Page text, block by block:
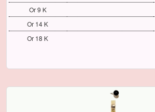
Or 9 K
Or 14 K
Or 18 K